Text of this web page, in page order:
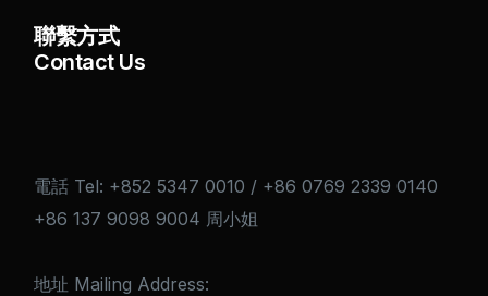
聯繫方式
Contact Us
電話 Tel: +852 5347 0010 / +86 0769 2339 0140
+86 137 9098 9004 周小姐
地址 Mailing Address: